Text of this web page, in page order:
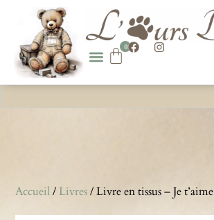
0
Accueil/ Livres/ Livre en tissus – Je t’aime